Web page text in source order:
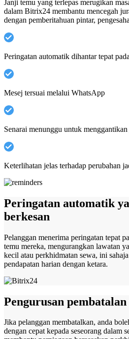
Janji temu yang terlepas merugikan
dalam Bitrix24 membantu mencegah
dengan pemberitahuan pintar,
Peringatan automatik dihantar tepat
Mesej tersuai melalui WhatsApp
Senarai menunggu untuk
Keterlihatan jelas terhadap perubahan
Peringatan automatik
berkesan
Pelanggan menerima peringatan tepat
temu mereka, mengurangkan lawatan
kecil atau perkhidmatan sewa, ini
pendapatan harian dengan ketara.
Pengurusan
Jika pelanggan membatalkan, anda
dengan cepat kepada seseorang dalam